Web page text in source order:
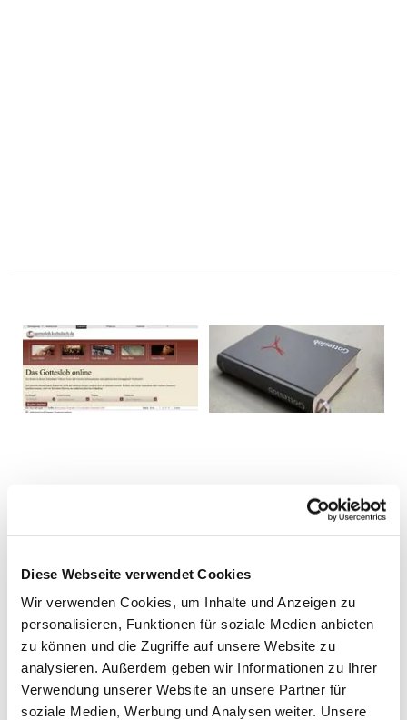
Diese Webseite verwendet Cookies
Wir verwenden Cookies, um Inhalte und Anzeigen zu
personalisieren, Funktionen für soziale Medien anbieten
zu können und die Zugriffe auf unsere Website zu
analysieren. Außerdem geben wir Informationen zu Ihrer
Verwendung unserer Website an unsere Partner für
soziale Medien, Werbung und Analysen weiter. Unsere